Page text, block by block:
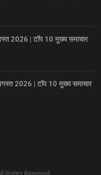
2026 | टॉप 10 मुख्य समाचार
2026 | टॉप 10 मुख्य समाचार
Rights Reserved.